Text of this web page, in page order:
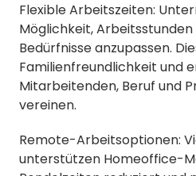
Flexible Arbeitszeiten:
Möglichkeit,
Bedürfnisse anzupassen.
Familienfreundlichkeit und
Mitarbeitenden, Beruf und
vereinen.
Remote-Arbeitsoptionen:
unterstützen Homeoffice-